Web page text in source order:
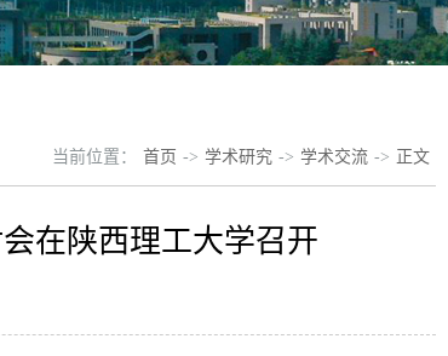
当前位置： 首页 -> 学术研究 -> 学术交流 -> 正文
在陕西理工大学召开